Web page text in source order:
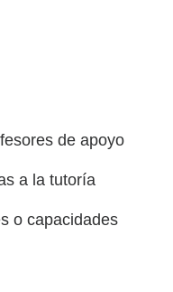
de apoyo
a la tutoría
o capacidades